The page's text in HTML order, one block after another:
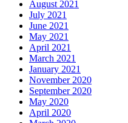
August 2021
July 2021
June 2021
May 2021
April 2021
March 2021
January 2021
November 2020
September 2020
May 2020
April 2020